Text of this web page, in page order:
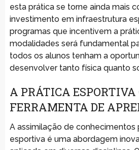
esta prática se torne ainda mais
investimento em infraestrutura
programas que incentivem a
modalidades será fundamental
todos os alunos tenham a
desenvolver tanto física quanto
A PRÁTICA ESPORTIVA
FERRAMENTA DE
A assimilação de conhecimentos
esportiva é uma abordagem